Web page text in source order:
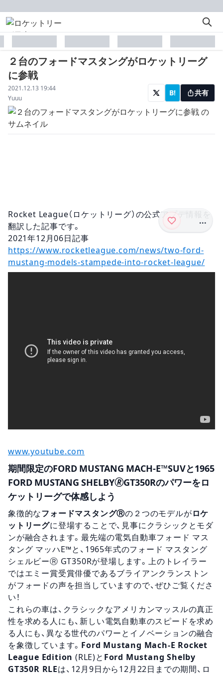
２台のフォードマスタングがロケットリーグ
に参戦
配信日
2021.12.13 19:44
著者
Yuuu
B! 共有
...
Rocket League（ロケットリーグ）の公式アプデ情報を
翻訳した記事です。
2021年12月06 日 記事
https://www.rocketleague.com/news/two-ford-
mustang-models-stampede-into-rocket-league/
www.youtube.com
期間限定のFORD MUSTANG MACH-E™SUVと1965
FORD MUSTANG SHELBY🄬GT350Rのパワーをロ
ケットリーグで体感しよう
象徴的なフォードマスタングⓇの２つのモデルが ロケ
ットリーグに登場することで、見事にクラシックとモダ
ンが融合されます。最先端の電気自動車フォード マス
タング マッハE™と、1965年式のフォード マスタング
シェルビーⓇ GT350Rが登場します。上のトレイラー
ではエミー賞受賞俳優であるブライアンクランストン
がフォードの声を担当していますので、ぜひご覧くださ
い！
これらの車は、クラシックなアメリカンマッスルの真正
性を求める人にも、新しい電気自動車のスピードを求め
る人にも、異なる世代のパワーとイノベーションの融合
を象徴しています。
Ford Mustang Mach-E Rocket
League Edition (RLE)と Ford Mustang Shelby
GT350R RLEは、12月9日から12月22日までの期間、ロ